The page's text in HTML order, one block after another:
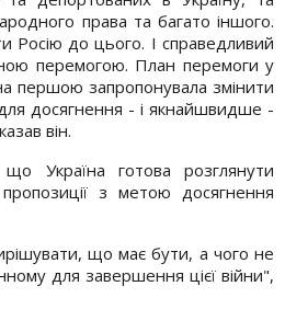
права та багато іншого.
Росію до цього. І справедливий
перемогою. План перемоги у
першою запропонувала змінити
досягнення - і якнайшвидше -
він.
Україна готова розглянути
пропозиції з метою досягнення
що має бути, а чого не
для завершення цієї війни",